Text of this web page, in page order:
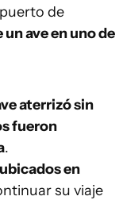
de
ave en uno de
aterrizó sin
fueron
.
en
su viaje